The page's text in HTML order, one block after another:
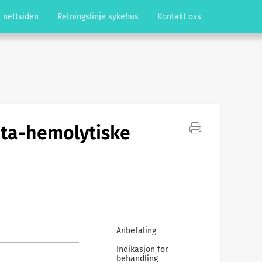
nettsiden Retningslinje sykehus Kontakt oss
hemolytiske
Anbefaling
Indikasjon for
behandling